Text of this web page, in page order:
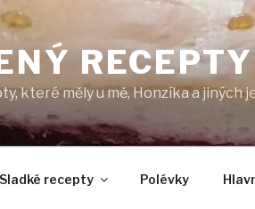
RECEPTY
které měly u mě, Honzíka a jiných
Sladké recepty Polévky